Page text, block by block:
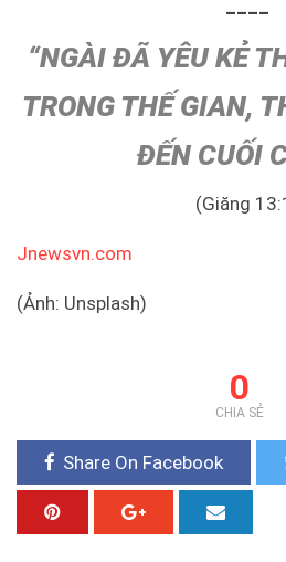
“NGÀI ĐÃ YÊU KẺ
TRONG THẾ GIAN,
ĐẾN CUỐI
(Giăng
Jnewsvn.com
(Ảnh: Unsplash)
0
CHIA SẺ
Share On Facebook